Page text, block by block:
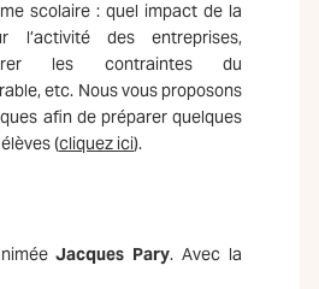
scolaire : quel impact de la
l’activité des entreprises,
les contraintes du
etc. Nous vous proposons
afin de préparer quelques
(cliquez ici).
Jacques Pary. Avec la